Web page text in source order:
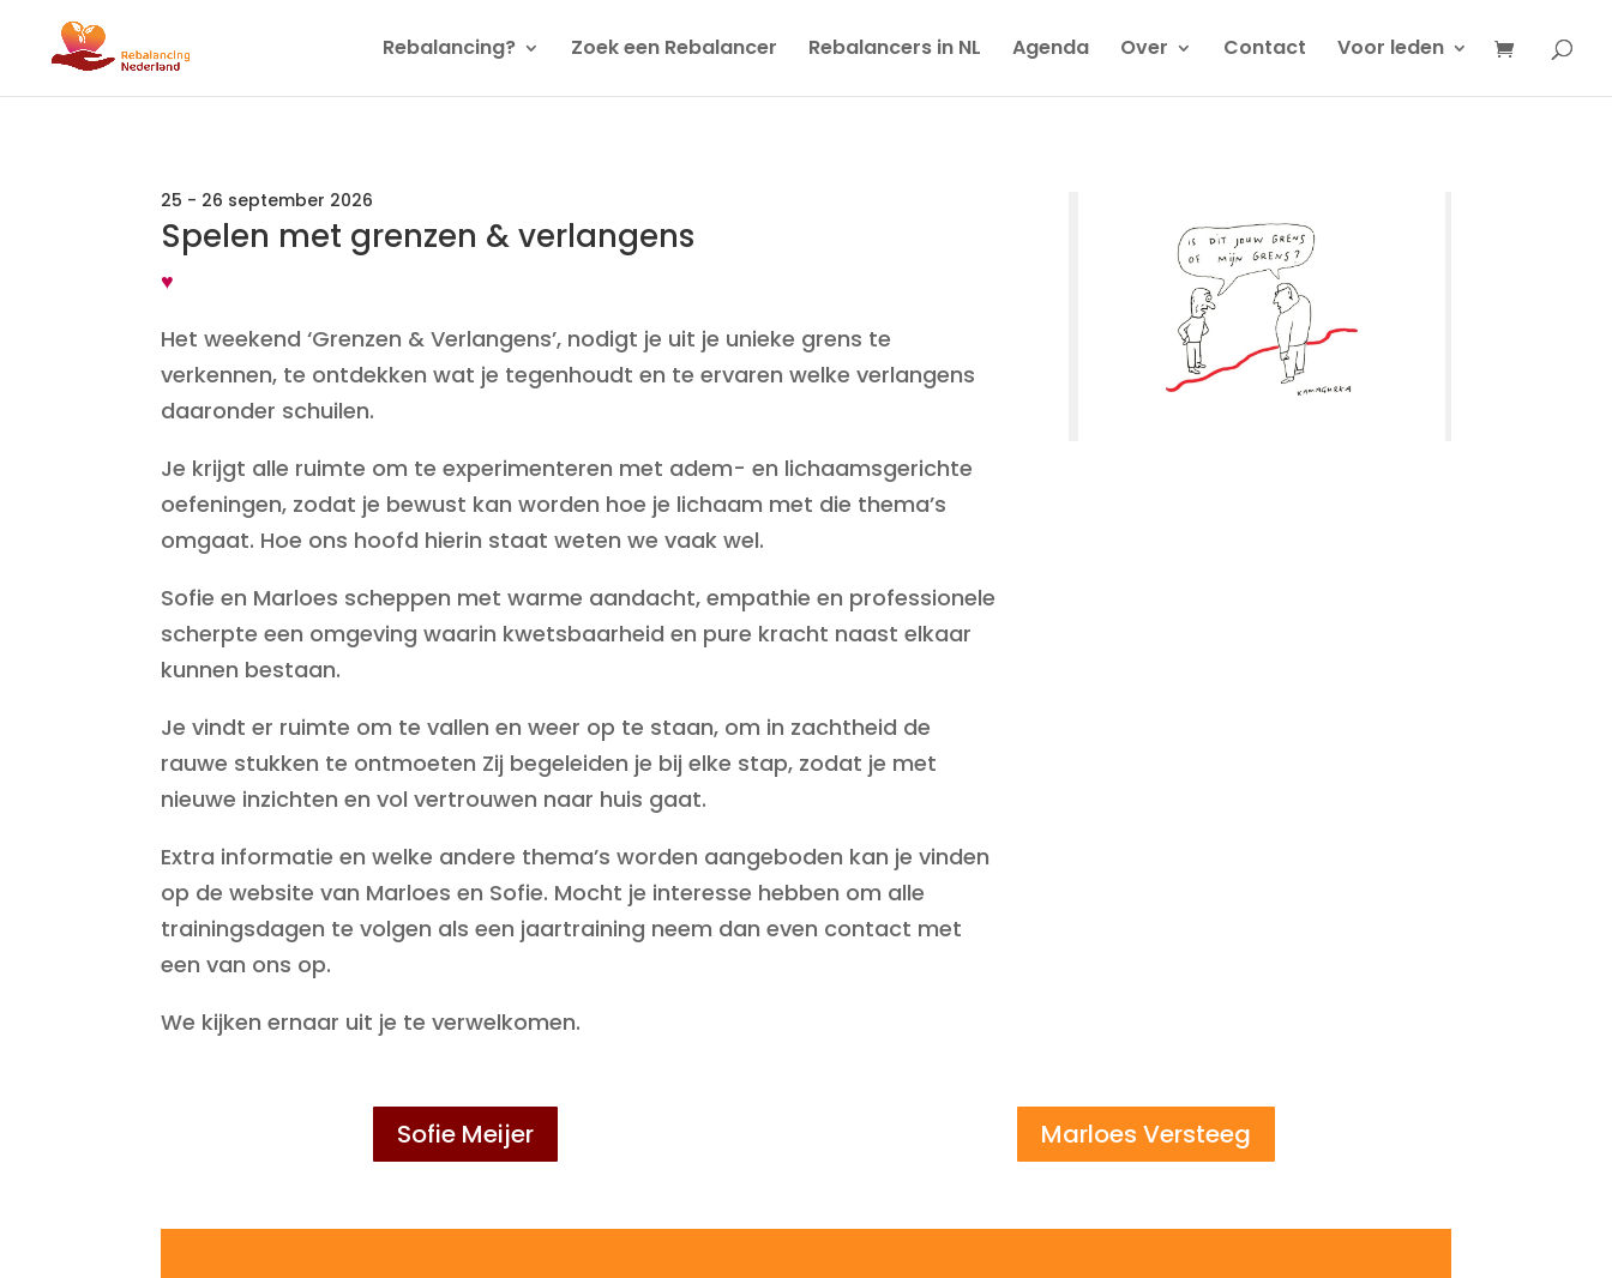
Rebalancing? Zoek een Rebalancer Rebalancers in NL Agenda Over Contact Voor leden
25 - 26 september 2026
Spelen met grenzen & verlangens
♥
Het weekend ‘Grenzen & Verlangens’, nodigt je uit je unieke grens te
verkennen, te ontdekken wat je tegenhoudt en te ervaren welke verlangens
daaronder schuilen.
Je krijgt alle ruimte om te experimenteren met adem- en lichaamsgerichte
oefeningen, zodat je bewust kan worden hoe je lichaam met die thema’s
omgaat. Hoe ons hoofd hierin staat weten we vaak wel.
Sofie en Marloes scheppen met warme aandacht, empathie en professionele
scherpte een omgeving waarin kwetsbaarheid en pure kracht naast elkaar
kunnen bestaan.
Je vindt er ruimte om te vallen en weer op te staan, om in zachtheid de
rauwe stukken te ontmoeten Zij begeleiden je bij elke stap, zodat je met
nieuwe inzichten en vol vertrouwen naar huis gaat.
Extra informatie en welke andere thema’s worden aangeboden kan je vinden
op de website van Marloes en Sofie. Mocht je interesse hebben om alle
trainingsdagen te volgen als een jaartraining neem dan even contact met
een van ons op.
We kijken ernaar uit je te verwelkomen.
Sofie Meijer Marloes Versteeg